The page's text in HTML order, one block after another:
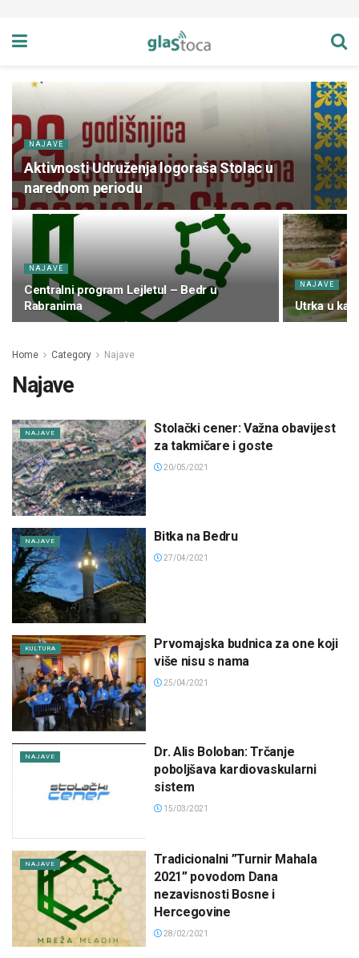
NAJAVE
Aktivnosti Udruženja logoraša Stolac u
narednom periodu
NAJAVE
Centralni program Lejletul – Bedr u
Rabranima
NAJAVE
Utrka u
Home Category Najave
Najave
NAJAVE
Stolački cener: Važna obavijest
za takmičare i goste
20/05/2021
NAJAVE Bitka na Bedru
27/04/2021
KULTURA
Prvomajska budnica za one koji
više nisu s nama
25/04/2021
NAJAVE
Dr. Alis Boloban: Trčanje
poboljšava kardiovaskularni
sistem
15/03/2021
NAJAVE
Tradicionalni ”Turnir Mahala
2021” povodom Dana
nezavisnosti Bosne i
Hercegovine
28/02/2021